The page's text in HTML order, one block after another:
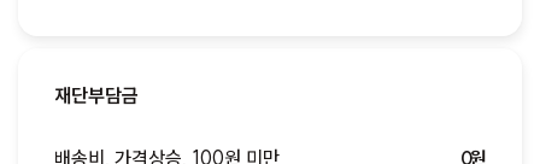
재단부담금
배송비, 가격상승, 100원 미만 0원